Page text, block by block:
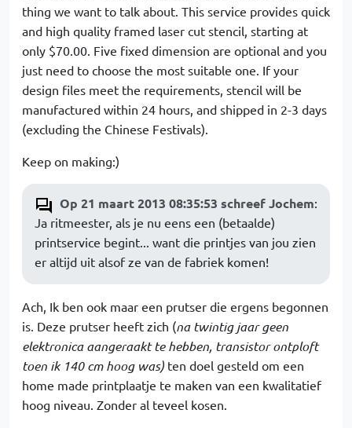
thing we want to talk about. This service provides quick
and high quality framed laser cut stencil, starting at
only $70.00. Five fixed dimension are optional and you
just need to choose the most suitable one. If your
design files meet the requirements, stencil will be
manufactured within 24 hours, and shipped in 2-3 days
(excluding the Chinese Festivals).
Keep on making:)
Op 21 maart 2013 08:35:53 schreef Jochem:
Ja ritmeester, als je nu eens een (betaalde)
printservice begint... want die printjes van jou zien
er altijd uit alsof ze van de fabriek komen!
Ach, Ik ben ook maar een prutser die ergens begonnen
is. Deze prutser heeft zich (na twintig jaar geen
elektronica aangeraakt te hebben, transistor ontploft
toen ik 140 cm hoog was) ten doel gesteld om een
home made printplaatje te maken van een kwalitatief
hoog niveau. Zonder al teveel kosen.